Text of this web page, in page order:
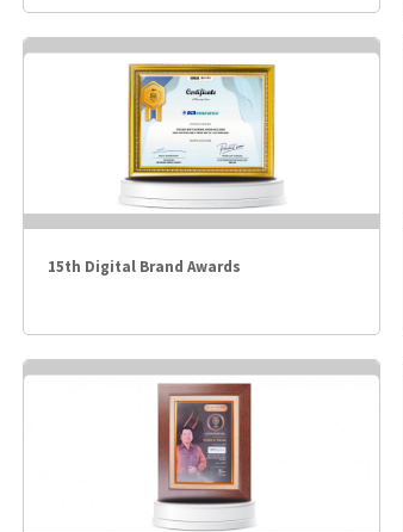
15th Digital Brand Awards